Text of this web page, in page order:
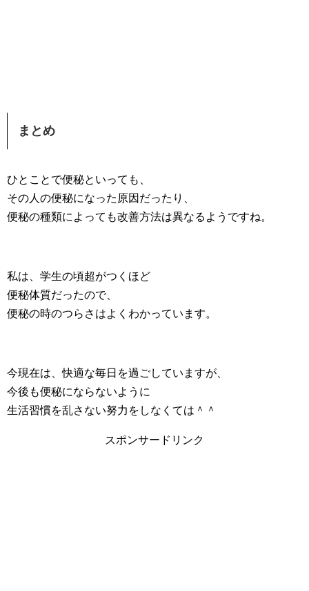
まとめ
ひとことで便秘といっても、
その人の便秘になった原因だったり、
便秘の種類によっても改善方法は異なるようですね。
私は、学生の頃超がつくほど
便秘体質だったので、
便秘の時のつらさはよくわかっています。
今現在は、快適な毎日を過ごしていますが、
今後も便秘にならないように
生活習慣を乱さない努力をしなくては＾＾
スポンサードリンク